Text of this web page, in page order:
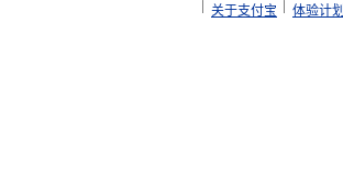
关于支付宝 体验计划